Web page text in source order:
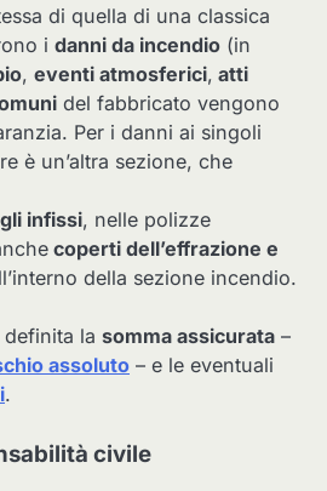
di quella di una classica
i danni da incendio (in
, eventi atmosferici, atti
del fabbricato vengono
Per i danni ai singoli
è un’altra sezione, che
infissi, nelle polizze
coperti dell’effrazione e
della sezione incendio.
la somma assicurata –
assoluto – e le eventuali
.
civile